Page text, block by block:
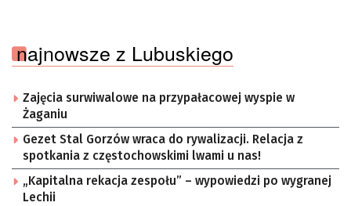
najnowsze z Lubuskiego
Zajęcia surwiwalowe na przypałacowej wyspie w
Żaganiu
Gezet Stal Gorzów wraca do rywalizacji. Relacja z
spotkania z częstochowskimi lwami u nas!
„Kapitalna rekacja zespołu” – wypowiedzi po wygranej
Lechii